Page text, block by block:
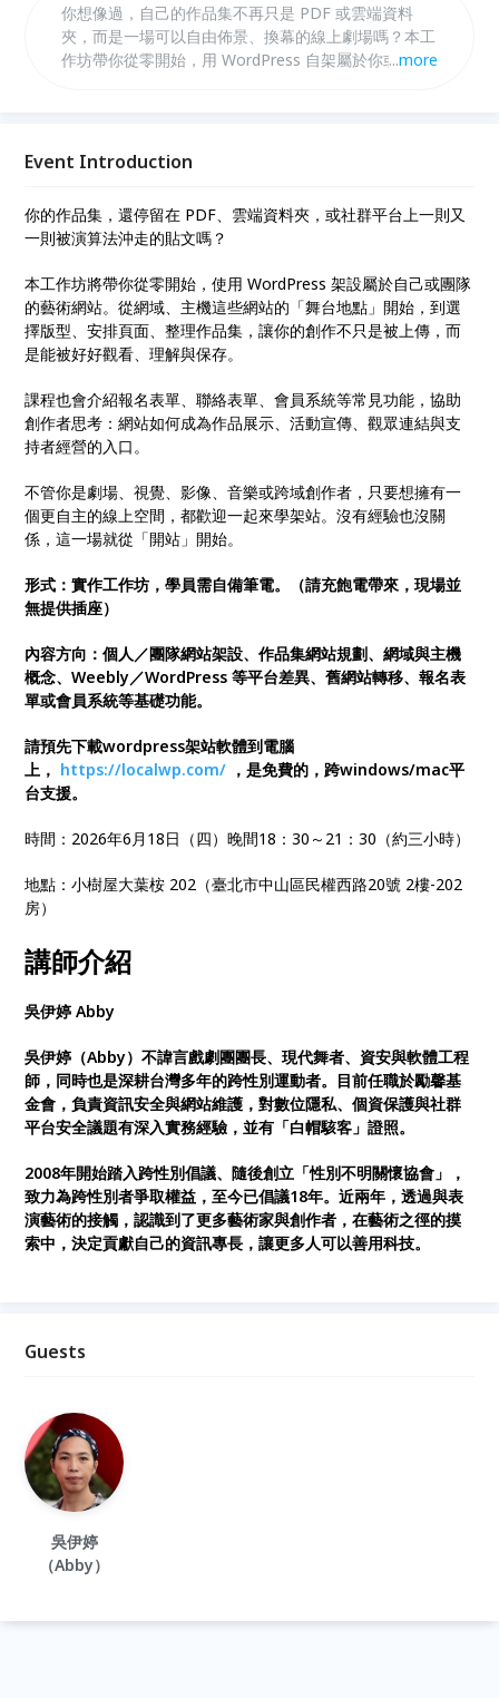
你想像過，自己的作品集不再只是 PDF 或雲端資料
夾，而是一場可以自由佈景、換幕的線上劇場嗎？本工
作坊帶你從零開始，用 WordPress 自架屬於你或團隊
世界。不管你是劇場、視覺、影像或跨域創作者，一起
...more
Event Introduction
你的作品集，還停留在 PDF、雲端資料夾，或社群平台上一則又
一則被演算法沖走的貼文嗎？
本工作坊將帶你從零開始，使用 WordPress 架設屬於自己或團隊
的藝術網站。從網域、主機這些網站的「舞台地點」開始，到選
擇版型、安排頁面、整理作品集，讓你的創作不只是被上傳，而
是能被好好觀看、理解與保存。
課程也會介紹報名表單、聯絡表單、會員系統等常見功能，協助
創作者思考：網站如何成為作品展示、活動宣傳、觀眾連結與支
持者經營的入口。
不管你是劇場、視覺、影像、音樂或跨域創作者，只要想擁有一
個更自主的線上空間，都歡迎一起來學架站。沒有經驗也沒關
係，這一場就從「開站」開始。
形式：實作工作坊，學員需自備筆電。（請充飽電帶來，現場並
無提供插座）
內容方向：個人／團隊網站架設、作品集網站規劃、網域與主機
概念、Weebly／WordPress 等平台差異、舊網站轉移、報名表
單或會員系統等基礎功能。
請預先下載wordpress架站軟體到電腦
上， https://localwp.com/ ，是免費的，跨windows/mac平
台支援。
時間：2026年6月18日（四）晚間18：30～21：30（約三小時）
地點：小樹屋大葉桉 202（臺北市中山區民權西路20號 2樓-202
房）
講師介紹
吳伊婷 Abby
吳伊婷（Abby）不諱言戲劇團團長、現代舞者、資安與軟體工程
師，同時也是深耕台灣多年的跨性別運動者。目前任職於勵馨基
金會，負責資訊安全與網站維護，對數位隱私、個資保護與社群
平台安全議題有深入實務經驗，並有「白帽駭客」證照。
2008年開始踏入跨性別倡議、隨後創立「性別不明關懷協會」，
致力為跨性別者爭取權益，至今已倡議18年。近兩年，透過與表
演藝術的接觸，認識到了更多藝術家與創作者，在藝術之徑的摸
索中，決定貢獻自己的資訊專長，讓更多人可以善用科技。
Guests
吳伊婷
（Abby）